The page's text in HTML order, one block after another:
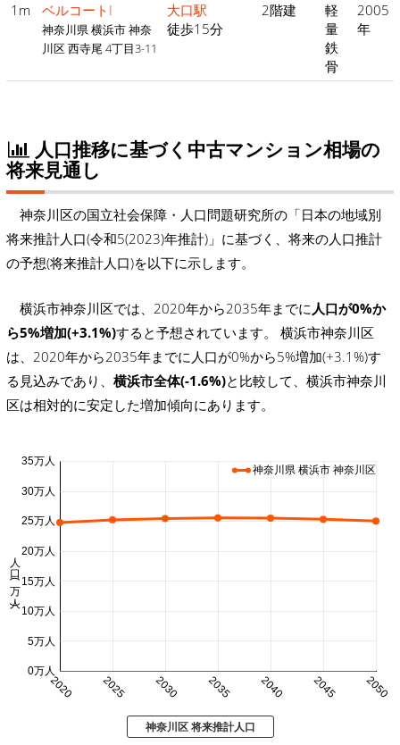
1m
ベルコートI
神奈川県 横浜市 神奈
川区 西寺尾 4丁目3-11
大口駅
徒歩15分
2階建
軽
量
鉄
骨
2005
年
人口推移に基づく中古マンション相場の
将来見通し
神奈川区の国立社会保障・人口問題研究所の「日本の地域別
将来推計人口(令和5(2023)年推計)」に基づく、将来の人口推計
の予想(将来推計人口)を以下に示します。
横浜市神奈川区では、2020年から2035年までに 人口が0%か
ら5%増加(+3.1%)すると予想されています。 横浜市神奈川区
は、2020年から2035年までに人口が0%から5%増加(+3.1%)す
る見込みであり、 横浜市全体(-1.6%)と比較して、横浜市神奈川
区は相対的に安定した増加傾向にあります。
2020 2025 2030 2035 2040 2045 2050
0万人
5万人
10万人
15万人
20万人
25万人
30万人
35万人
人口 (万人)
神奈川県 横浜市 神奈川区
神奈川区 将来推計人口